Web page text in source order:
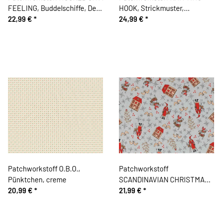
FEELING, Buddelschiffe, Dear
Stella
22,99 € *
HOOK, Strickmuster,
stumpfes rot
24,99 € *
Patchworkstoff O.B.O.,
Pünktchen, creme
20,99 € *
Patchworkstoff
SCANDINAVIAN CHRISTMAS
II, Nikolaus, hellgrau, Lecien
21,99 € *